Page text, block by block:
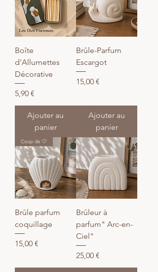
Boîte
d'Allumettes
Décorative
Prix
5,90 €
Ajouter au
panier
Brûle-Parfum
Escargot
Prix
15,00 €
Ajouter au
panier
Coup de 🤍
Brûle parfum
coquillage
Prix
15,00 €
Brûleur à
parfum" Arc-en-
Ciel"
Prix
25,00 €